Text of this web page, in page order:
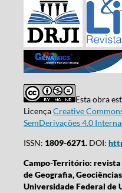
Esta obra
LicençaCreative
SemDerivações 4.0
ISSN: 1809-6271.DOI:
Campo-Território:
de Geografia,
Universidade Federal de